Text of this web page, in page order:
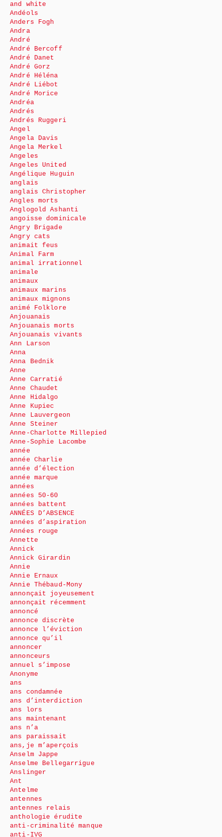
and white
Andéols
Anders Fogh
Andra
André
André Bercoff
André Danet
André Gorz
André Héléna
André Liébot
André Morice
Andréa
Andrés
Andrés Ruggeri
Angel
Angela Davis
Angela Merkel
Angeles
Angeles United
Angélique Huguin
anglais
anglais Christopher
Angles morts
Anglogold Ashanti
angoisse dominicale
Angry Brigade
Angry cats
animait feus
Animal Farm
animal irrationnel
animale
animaux
animaux marins
animaux mignons
animé Folklore
Anjouanais
Anjouanais morts
Anjouanais vivants
Ann Larson
Anna
Anna Bednik
Anne
Anne Carratié
Anne Chaudet
Anne Hidalgo
Anne Kupiec
Anne Lauvergeon
Anne Steiner
Anne-Charlotte Millepied
Anne-Sophie Lacombe
année
année Charlie
année d’élection
année marque
années
années 50-60
années battent
ANNÉES D’ABSENCE
années d’aspiration
Années rouge
Annette
Annick
Annick Girardin
Annie
Annie Ernaux
Annie Thébaud-Mony
annonçait joyeusement
annonçait récemment
annoncé
annonce discrète
annonce l’éviction
annonce qu’il
annoncer
annonceurs
annuel s’impose
Anonyme
ans
ans condamnée
ans d’interdiction
ans lors
ans maintenant
ans n’a
ans paraissait
ans,je m’aperçois
Anselm Jappe
Anselme Bellegarrigue
Anslinger
Ant
Antelme
antennes
antennes relais
anthologie érudite
anti-criminalité manque
anti-IVG